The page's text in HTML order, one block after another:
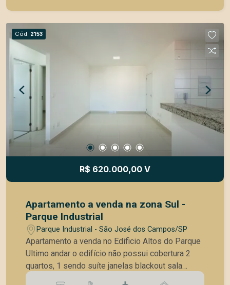
pronto para morar, ideal para quem busca
conforto, praticidade e boa localização. Entre em
contato para mais informações e agende sua
visita!
Cód. 2153
R$ 620.000,00 V
Apartamento a venda na zona Sul -
Parque Industrial
Parque Industrial - São José dos Campos/SP
Apartamento a venda no Edificio Altos do Parque
Ultimo andar o edifício não possui cobertura 2
quartos, 1 sendo suíte janelas blackout sala
conceito aberto - integrada com a cozinha sacada